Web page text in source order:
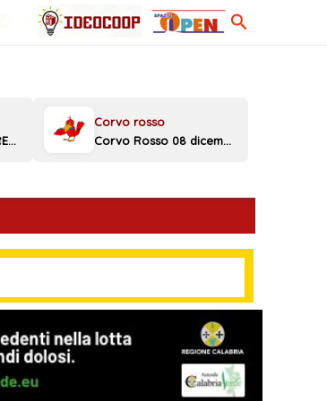
Cerca
MELONI E I FRATELLI REGGINI Corvo Rosso 08 dicembre 2025